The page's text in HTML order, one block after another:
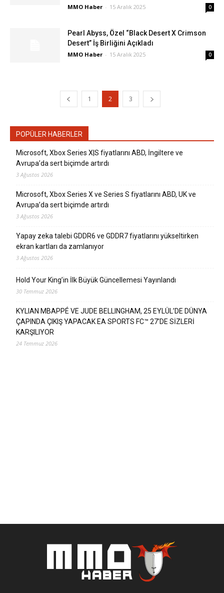
MMO Haber - 15 Aralık 2025 0
Pearl Abyss, Özel “Black Desert X Crimson
Desert” İş Birliğini Açıkladı
MMO Haber - 15 Aralık 2025 0
1 2 3
POPÜLER HABERLER
Microsoft, Xbox Series X|S fiyatlarını ABD, İngiltere ve
Avrupa’da sert biçimde artırdı
3 Ağustos 2026
Microsoft, Xbox Series X ve Series S fiyatlarını ABD, UK ve
Avrupa’da sert biçimde artırdı
3 Ağustos 2026
Yapay zeka talebi GDDR6 ve GDDR7 fiyatlarını yükseltirken
ekran kartları da zamlanıyor
3 Ağustos 2026
Hold Your King’in İlk Büyük Güncellemesi Yayınlandı
30 Temmuz 2026
KYLIAN MBAPPÉ VE JUDE BELLINGHAM, 25 EYLÜL’DE DÜNYA
ÇAPINDA ÇIKIŞ YAPACAK EA SPORTS FC™ 27’DE SİZLERİ
KARŞILIYOR
24 Temmuz 2026